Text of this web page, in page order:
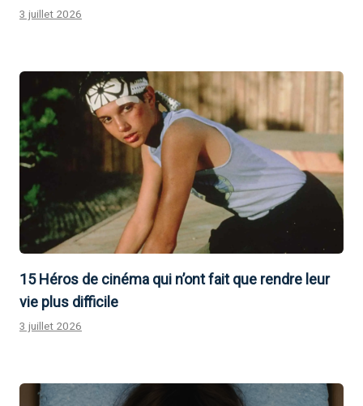
3 juillet 2026
15 Héros de cinéma qui n’ont fait que rendre leur
vie plus difficile
3 juillet 2026